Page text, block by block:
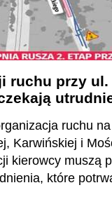
ruchu przy ul.
ruchu
Karwińskiej i
kierowcy muszą
które